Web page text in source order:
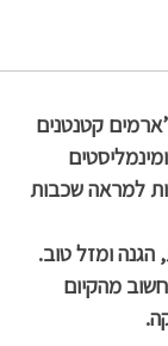
עדינה ומיוחדת בשילוב 5 צ’ארמים קטנטנים
למראה שכבות
ומזל טוב.
מהקיום